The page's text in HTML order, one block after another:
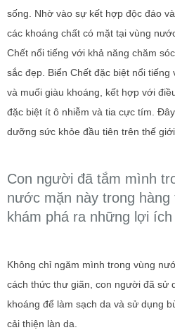
sống. Nhờ vào sự kết hợp độc đáo
các khoáng chất có mặt tại vùng
Chết nổi tiếng với khả năng chăm
sắc đẹp. Biển Chết đặc biệt nổi tiếng
và muối giàu khoáng, kết hợp với
đặc biệt ít ô nhiễm và tia cực tím.
dưỡng sức khỏe đầu tiên trên thế
Con người đã tắm mình
nước mặn này trong hàng
khám phá ra những lợi
Không chỉ ngăm mình trong vùng
cách thức thư giãn, con người đã sử
khoáng để làm sạch da và sử dụng
cải thiện làn da.